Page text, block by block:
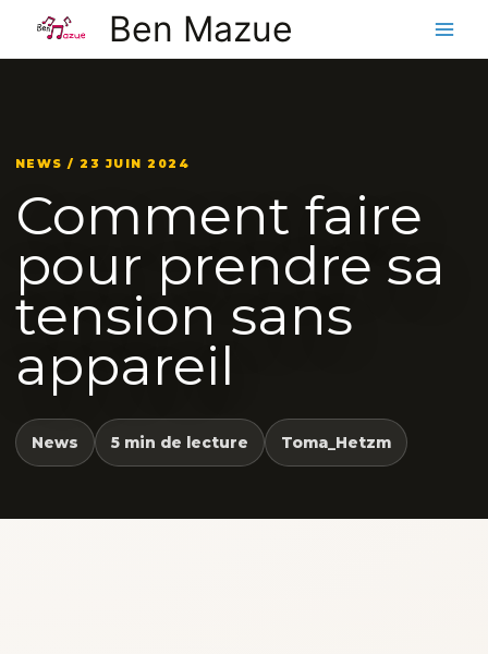
contenu
Ben Mazue
NEWS / 23 JUIN 2024
Comment faire
pour prendre sa
tension sans
appareil
News 5 min de lecture Toma_Hetzm